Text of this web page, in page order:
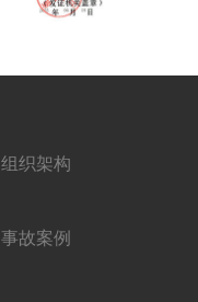
组织架构
事故案例